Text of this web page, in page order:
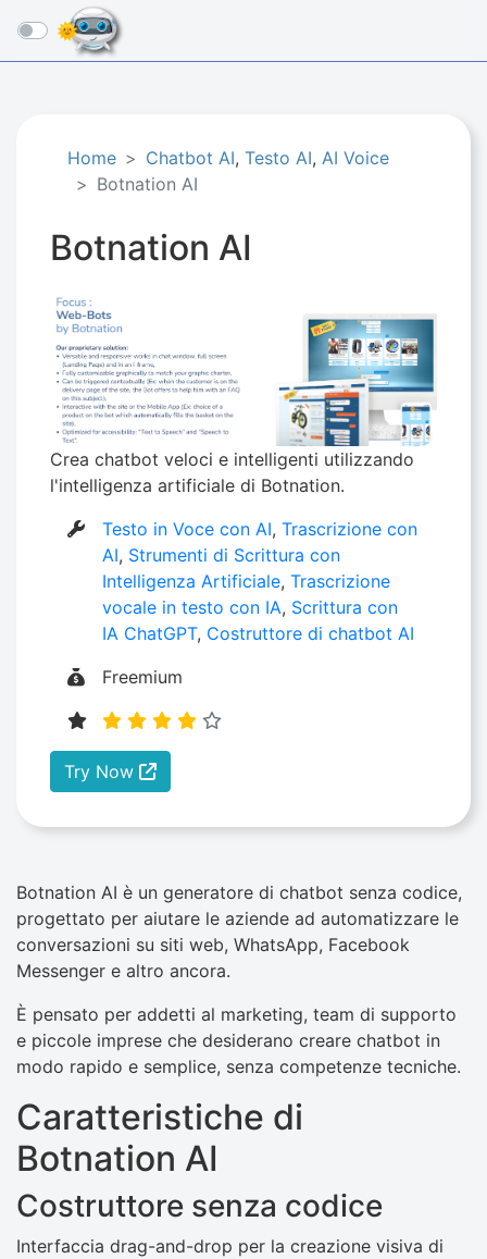
☰
Home Chatbot AI, Testo AI, AI Voice
Botnation AI
Botnation AI
Crea chatbot veloci e intelligenti utilizzando
l'intelligenza artificiale di Botnation.
Testo in Voce con AI,Trascrizione con
AI, Strumenti di Scrittura con
Intelligenza Artificiale,Trascrizione
vocale in testo con IA, Scrittura con
IA ChatGPT, Costruttore di chatbot AI
Freemium
Try Now
Botnation AI è un generatore di chatbot senza codice,
progettato per aiutare le aziende ad automatizzare le
conversazioni su siti web, WhatsApp, Facebook
Messenger e altro ancora.
È pensato per addetti al marketing, team di supporto
e piccole imprese che desiderano creare chatbot in
modo rapido e semplice, senza competenze tecniche.
Caratteristiche di
Botnation AI
Costruttore senza codice
Interfaccia drag-and-drop per la creazione visiva di